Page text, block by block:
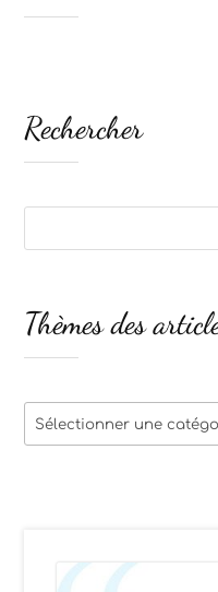
Rechercher
Thèmes des
Thèmes
des